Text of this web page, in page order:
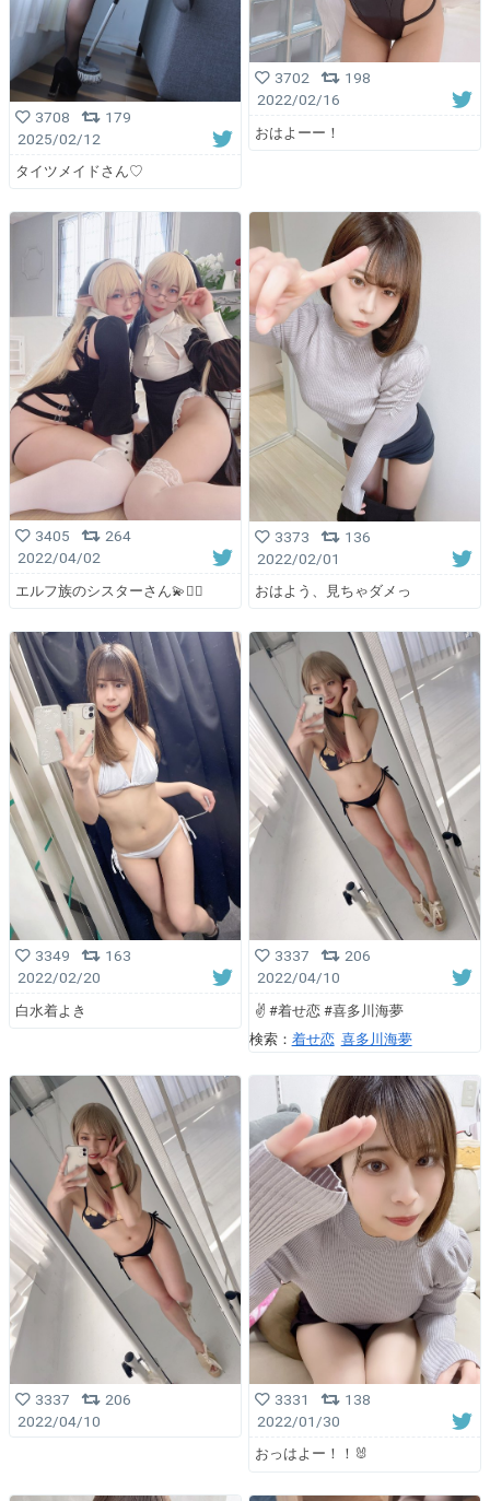
3708
179
2025/02/12
タイツメイドさん♡
3702
198
2022/02/16
おはよーー！
3405
264
2022/04/02
エルフ族のシスターさん💫🧝‍♀️
3373
136
2022/02/01
おはよう、見ちゃダメっ
3349
163
2022/02/20
白水着よき
3337
206
2022/04/10
✌️ #着せ恋 #喜多川海夢
検索： 着せ恋 喜多川海夢
3337
206
2022/04/10
3331
138
2022/01/30
おっはよー！！🐰